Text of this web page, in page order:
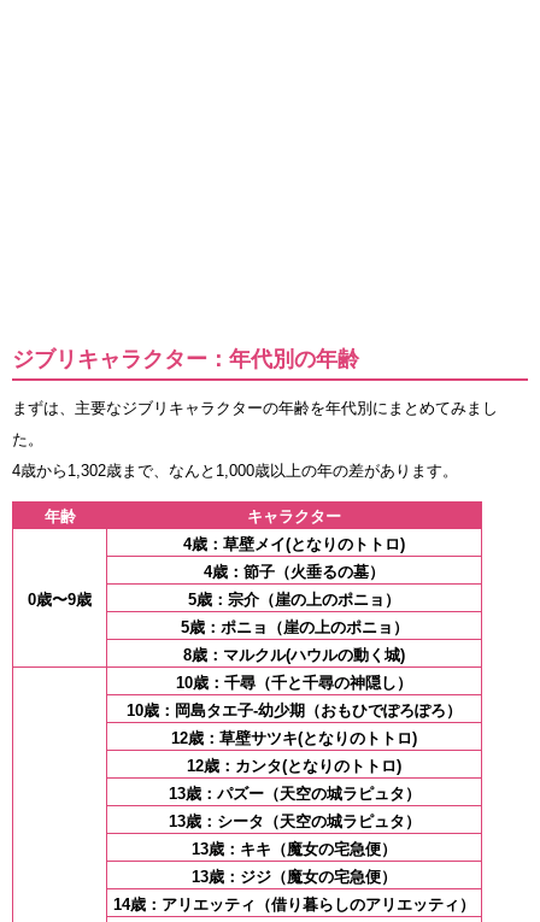
ジブリキャラクター：年代別の年齢
まずは、主要なジブリキャラクターの年齢を年代別にまとめてみまし
た。
4歳から1,302歳まで、なんと1,000歳以上の年の差があります。
年齢 キャラクター
0歳〜9歳
4歳：草壁メイ(となりのトトロ)
4歳：節子（火垂るの墓）
5歳：宗介（崖の上のポニョ）
5歳：ポニョ（崖の上のポニョ）
8歳：マルクル(ハウルの動く城)
10歳：千尋（千と千尋の神隠し）
10歳：岡島タエ子-幼少期（おもひでぽろぽろ）
12歳：草壁サツキ(となりのトトロ)
12歳：カンタ(となりのトトロ)
13歳：パズー（天空の城ラピュタ）
13歳：シータ（天空の城ラピュタ）
13歳：キキ（魔女の宅急便）
13歳：ジジ（魔女の宅急便）
14歳：アリエッティ（借り暮らしのアリエッティ）